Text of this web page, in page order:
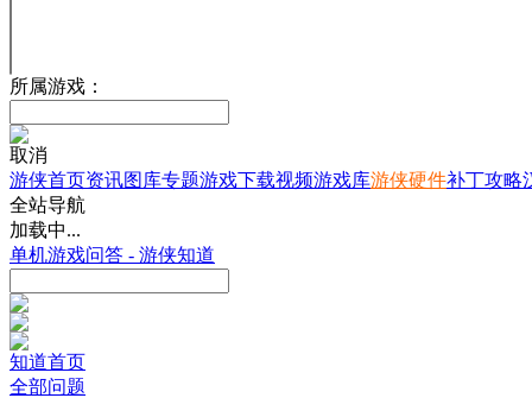
所属游戏：
取消
游侠首页资讯图库专题游戏下载视频游戏库游侠硬件补丁攻略
全站导航
加载中...
单机游戏问答 - 游侠知道
知道首页
全部问题